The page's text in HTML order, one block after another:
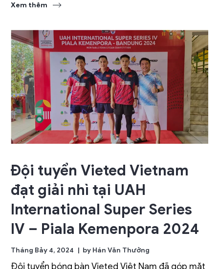
Xem thêm
Đội tuyển Vieted Vietnam
đạt giải nhì tại UAH
International Super Series
IV – Piala Kemenpora 2024
Tháng Bảy 4, 2024 by Hán Văn Thưởng
Đội tuyển bóng bàn Vieted Việt Nam đã góp mặt